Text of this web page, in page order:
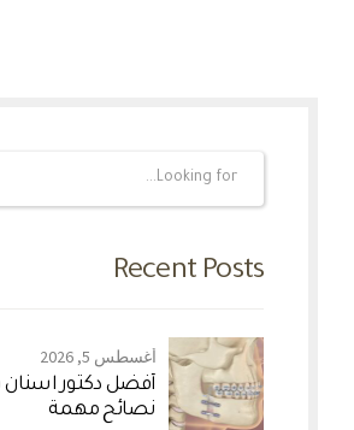
Recent Posts
أغسطس 5, 2026
نصائح مهمة